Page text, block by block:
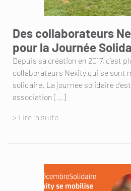
Des collaborateurs
pour la Journée
Depuis sa création en 2017, c’est
collaborateurs Nexity qui se sont
solidaire. La journée solidaire
association […]
> Lire la suite